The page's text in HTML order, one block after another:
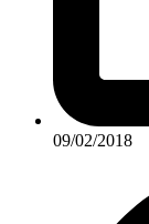
09/02/2018